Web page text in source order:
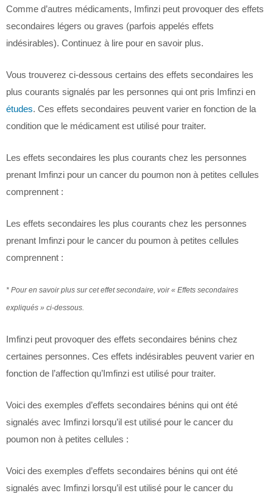
Comme d’autres médicaments, Imfinzi peut provoquer des effets
secondaires légers ou graves (parfois appelés effets
indésirables). Continuez à lire pour en savoir plus.
Vous trouverez ci-dessous certains des effets secondaires les
plus courants signalés par les personnes qui ont pris Imfinzi en
études. Ces effets secondaires peuvent varier en fonction de la
condition que le médicament est utilisé pour traiter.
Les effets secondaires les plus courants chez les personnes
prenant Imfinzi pour un cancer du poumon non à petites cellules
comprennent :
Les effets secondaires les plus courants chez les personnes
prenant Imfinzi pour le cancer du poumon à petites cellules
comprennent :
* Pour en savoir plus sur cet effet secondaire, voir « Effets secondaires
expliqués » ci-dessous.
Imfinzi peut provoquer des effets secondaires bénins chez
certaines personnes. Ces effets indésirables peuvent varier en
fonction de l’affection qu’Imfinzi est utilisé pour traiter.
Voici des exemples d’effets secondaires bénins qui ont été
signalés avec Imfinzi lorsqu’il est utilisé pour le cancer du
poumon non à petites cellules :
Voici des exemples d’effets secondaires bénins qui ont été
signalés avec Imfinzi lorsqu’il est utilisé pour le cancer du